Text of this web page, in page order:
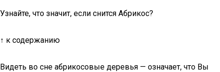
Узнайте, что значит, если снится Абрикос?
↑ к содержанию
Видеть во сне абрикосовые деревья — означает, что Вы